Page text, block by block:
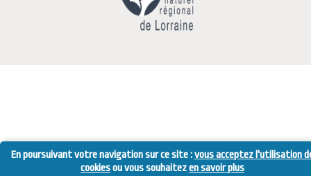
En poursuivant votre navigation sur ce site :vous acceptez l'utilisation
cookiesou vous souhaitezen savoir plus